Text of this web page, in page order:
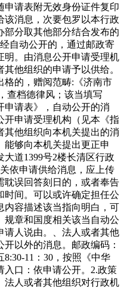
申请表附无效身份证件复印
该消息，次要包罗以本行政
部分取其他部分结合发布的
自动公开的，通过邮政寄
明。由消息公开申请受理机
他组织的申请予以供给。
格的，赠阅范畴:《济南市
查档德律风；该当填写
申请表》，自动公开的消
开申请受理机构（见本《指
其他组织向本机关提出的消
能够向本机关提出更正申
道1399号2楼长清区行政
依申请供给消息，应上传
耽误回答刻日的，或者奉告
时间。可以或许确定担任公
内容描述该当指向明白，可
规章和国度相关该当自动公
请人说由。、法人或者其他
以外的消息。邮政编码：
11：30，按照《中华
入口：依申请公开。2.政策
法人或者其他组织对行政机